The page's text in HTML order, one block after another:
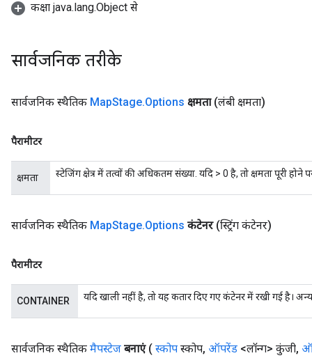
कक्षा java.lang.Object से
सार्वजनिक तरीके
सार्वजनिक स्थैतिक MapStage.Options क्षमता (लंबी क्षमता)
पैरामीटर
क्षमता स्टेजिंग क्षेत्र में तत्वों की अधिकतम संख्या. यदि > 0 है, तो क्षमता पूरी होने
सार्वजनिक स्थैतिक MapStage.Options कंटेनर (स्ट्रिंग कंटेनर)
पैरामीटर
CONTAINER यदि खाली नहीं है, तो यह कतार दिए गए कंटेनर में रखी गई है।
सार्वजनिक स्थैतिक मैपस्टेज बनाएं ( स्कोप स्कोप, ऑपरेंड <लॉन्ग> कुंजी,